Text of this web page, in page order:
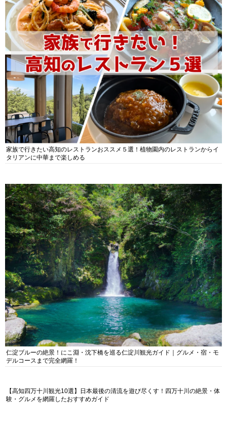
家族で行きたい高知のレストランおススメ５選！植物園内のレストランからイ
タリアンに中華まで楽しめる
仁淀ブルーの絶景！にこ淵・沈下橋を巡る仁淀川観光ガイド｜グルメ・宿・モ
デルコースまで完全網羅！
【高知四万十川観光10選】日本最後の清流を遊び尽くす！四万十川の絶景・体
験・グルメを網羅したおすすめガイド